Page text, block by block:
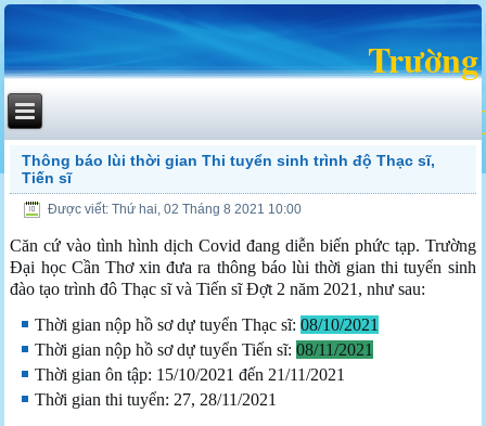
KHOA
Thông báo lùi thời gian Thi tuyển sinh trình độ Thạc sĩ,
Tiến sĩ
Được viết: Thứ hai, 02 Tháng 8 2021 10:00
Căn cứ vào tình hình dịch Covid đang diễn biến phức tạp. Trường
Đại học Cần Thơ xin đưa ra thông báo lùi thời gian thi tuyển sinh
đào tạo trình đô Thạc sĩ và Tiến sĩ Đợt 2 năm 2021, như sau:
Thời gian nộp hồ sơ dự tuyển Thạc sĩ:08/10/2021
Thời gian nộp hồ sơ dự tuyển Tiến sĩ:08/11/2021
Thời gian ôn tập: 15/10/2021 đến 21/11/2021
Thời gian thi tuyển: 27, 28/11/2021